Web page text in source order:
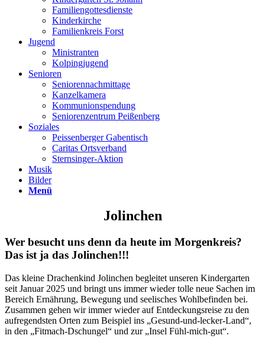
Familiengottesdienste
Kinderkirche
Familienkreis Forst
Jugend
Ministranten
Kolpingjugend
Senioren
Seniorennachmittage
Kanzelkamera
Kommunionspendung
Seniorenzentrum Peißenberg
Soziales
Peissenberger Gabentisch
Caritas Ortsverband
Sternsinger-Aktion
Musik
Bilder
Menü
Jolinchen
Wer besucht uns denn da heute im Morgenkreis?
Das ist ja das Jolinchen!!!
Das kleine Drachenkind Jolinchen begleitet unseren Kindergarten
seit Januar 2025 und bringt uns immer wieder tolle neue Sachen im
Bereich Ernährung, Bewegung und seelisches Wohlbefinden bei.
Zusammen gehen wir immer wieder auf Entdeckungsreise zu den
aufregendsten Orten zum Beispiel ins „Gesund-und-lecker-Land“,
in den „Fitmach-Dschungel“ und zur „Insel Fühl-mich-gut“.